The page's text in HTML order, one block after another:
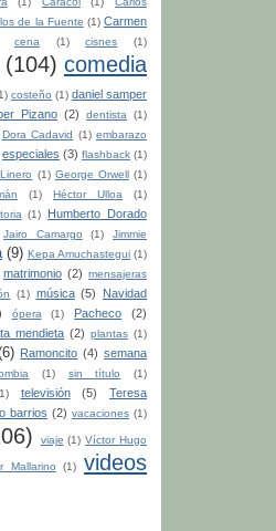
de la Fuente (1) Carmen
cena (1) cisnes (1)
(104) comedia
costeño (1) daniel samper
Pizano (2) dentista
(1)
Dora Cadavid (1) embarazo
especiales (3) flashback (1)
(1) George Orwell (1)
(1) Héctor Ulloa
(1)
(1)
Humberto Dorado
Jairo Camargo (1)
Jimmie
(9) Kepa Amuchastegui (1)
matrimonio (2) mensajeras
(1) música (5)
Navidad
ópera (1) Pacheco (2)
mendieta (2) plantas (1)
Ramoncito (4) semana
(1) sin título
(1)
televisión (5)
Teresa
barrios (2) vacaciones (1)
viaje (1) Víctor Hugo
Mallarino (1)
videos